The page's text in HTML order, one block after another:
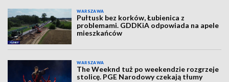
WARSZAWA
Pułtusk bez korków, Łubienica z
problemami. GDDKiA odpowiada na apele
mieszkańców
WARSZAWA
The Weeknd tuż po weekendzie rozgrzeje
stolicę. PGE Narodowy czekają tłumy